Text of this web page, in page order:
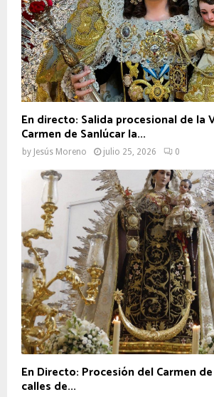
En directo: Salida procesional de la
Carmen de Sanlúcar la...
by Jesús Moreno julio 25, 2026 0
En Directo: Procesión del Carmen
calles de...